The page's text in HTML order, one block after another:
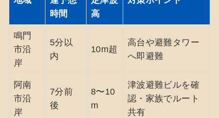
時間
高
鳴門
市沿
岸
5分以
内
10m超
高台や避難タワー
へ即避難
阿南
市沿
岸
7分前
後
8〜10
m
津波避難ビルを確
認・家族でルート
共有